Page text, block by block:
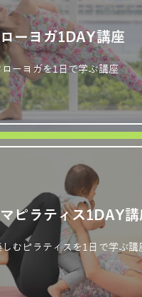
ーヨガ1DAY講座
ローヨガを1日で学ぶ講座
ピラティス1DAY講
しむピラティスを1日で学ぶ講